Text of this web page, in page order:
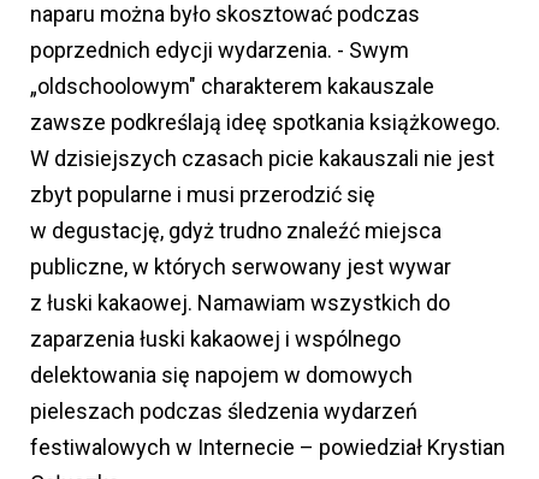
naparu można było skosztować podczas
poprzednich edycji wydarzenia. - Swym
„oldschoolowym" charakterem kakauszale
zawsze podkreślają ideę spotkania książkowego.
W dzisiejszych czasach picie kakauszali nie jest
zbyt popularne i musi przerodzić się
w degustację, gdyż trudno znaleźć miejsca
publiczne, w których serwowany jest wywar
z łuski kakaowej. Namawiam wszystkich do
zaparzenia łuski kakaowej i wspólnego
delektowania się napojem w domowych
pieleszach podczas śledzenia wydarzeń
festiwalowych w Internecie – powiedział Krystian